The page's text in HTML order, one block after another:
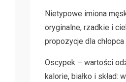
Nietypowe imiona
oryginalne, rzadkie i
propozycje dla chłopca
Oscypek – wartości
kalorie, białko i skład: